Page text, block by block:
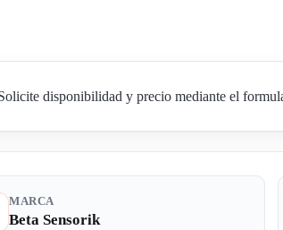
disponibilidad y precio mediante el
MARCA
Beta Sensorik